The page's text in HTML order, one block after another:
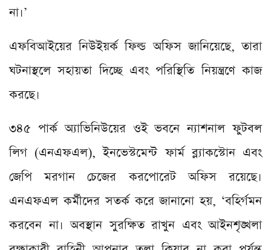
না।’
এফবিআইয়ের নিউইয়র্ক ফিল্ড অফিস জানিয়েছে, তারা
ঘটনাস্থলে সহায়তা দিচ্ছে এবং পরিস্থিতি নিয়ন্ত্রণে কাজ
করছে।
৩৪৫ পার্ক অ্যাভিনিউয়ের ওই ভবনে ন্যাশনাল ফুটবল
লিগ (এনএফএল), ইনভেস্টমেন্ট ফার্ম ব্ল্যাকস্টোন এবং
জেপি মরগান চেজের করপোরেট অফিস রয়েছে।
এনএফএল কর্মীদের সতর্ক করে জানানো হয়, ‘বহির্গমন
করবেন না। অবস্থান সুরক্ষিত রাখুন এবং আইনশৃঙ্খলা